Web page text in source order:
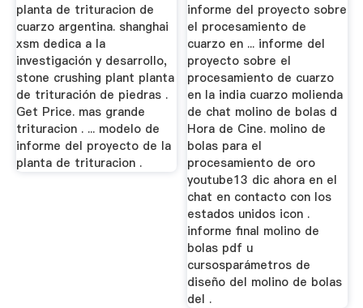
planta de trituracion de
cuarzo argentina. shanghai
xsm dedica a la
investigación y desarrollo,
stone crushing plant planta
de trituración de piedras .
Get Price. mas grande
trituracion . ... modelo de
informe del proyecto de la
planta de trituracion .
informe del proyecto sobre
el procesamiento de
cuarzo en ... informe del
proyecto sobre el
procesamiento de cuarzo
en la india cuarzo molienda
de chat molino de bolas d
Hora de Cine. molino de
bolas para el
procesamiento de oro
youtube13 dic ahora en el
chat en contacto con los
estados unidos icon .
informe final molino de
bolas pdf u
cursosparámetros de
diseño del molino de bolas
del .